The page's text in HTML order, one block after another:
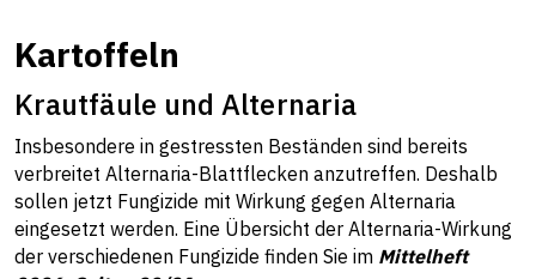
Kartoffeln
Krautfäule und Alternaria
Insbesondere in gestressten Beständen sind bereits
verbreitet Alternaria-Blattflecken anzutreffen. Deshalb
sollen jetzt Fungizide mit Wirkung gegen Alternaria
eingesetzt werden. Eine Übersicht der Alternaria-Wirkung
der verschiedenen Fungizide finden Sie im Mittelheft